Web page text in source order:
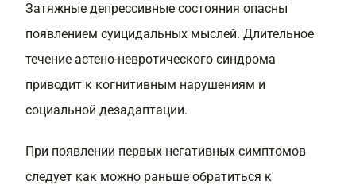
Затяжные депрессивные состояния опасны
появлением суицидальных мыслей. Длительное
течение астено-невротического синдрома
приводит к когнитивным нарушениям и
социальной дезадаптации.
При появлении первых негативных симптомов
следует как можно раньше обратиться к